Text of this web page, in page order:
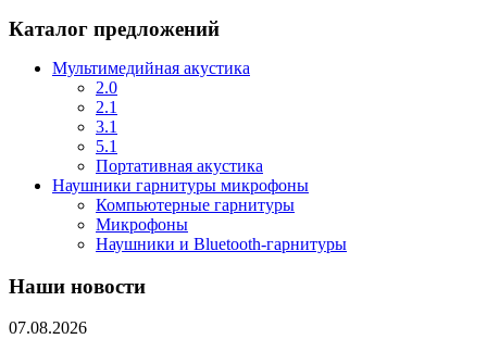
Каталог предложений
Мультимедийная акустика
2.0
2.1
3.1
5.1
Портативная акустика
Наушники гарнитуры микрофоны
Компьютерные гарнитуры
Микрофоны
Наушники и Bluetooth-гарнитуры
Наши новости
07.08.2026